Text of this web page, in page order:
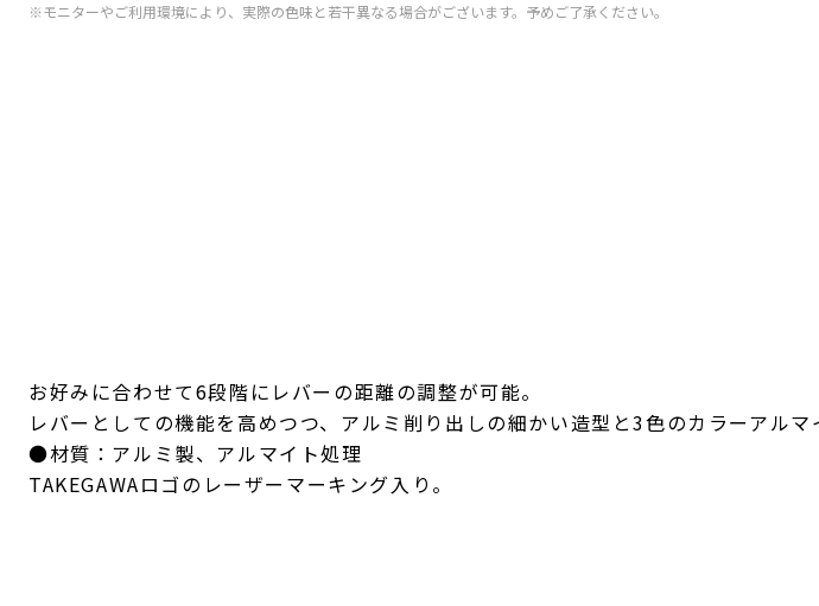
※モニターやご利用環境により、実際の色味と若干異なる場合がございます。予めご了承ください。
お好みに合わせて6段階にレバーの距離の調整が可能。
レバーとしての機能を高めつつ、アルミ削り出しの細かい造型と3色のカラーアル
●材質：アルミ製、アルマイト処理
TAKEGAWAロゴのレーザーマーキング入り。